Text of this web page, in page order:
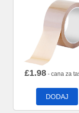
£1.98 - cana za
DODAJ